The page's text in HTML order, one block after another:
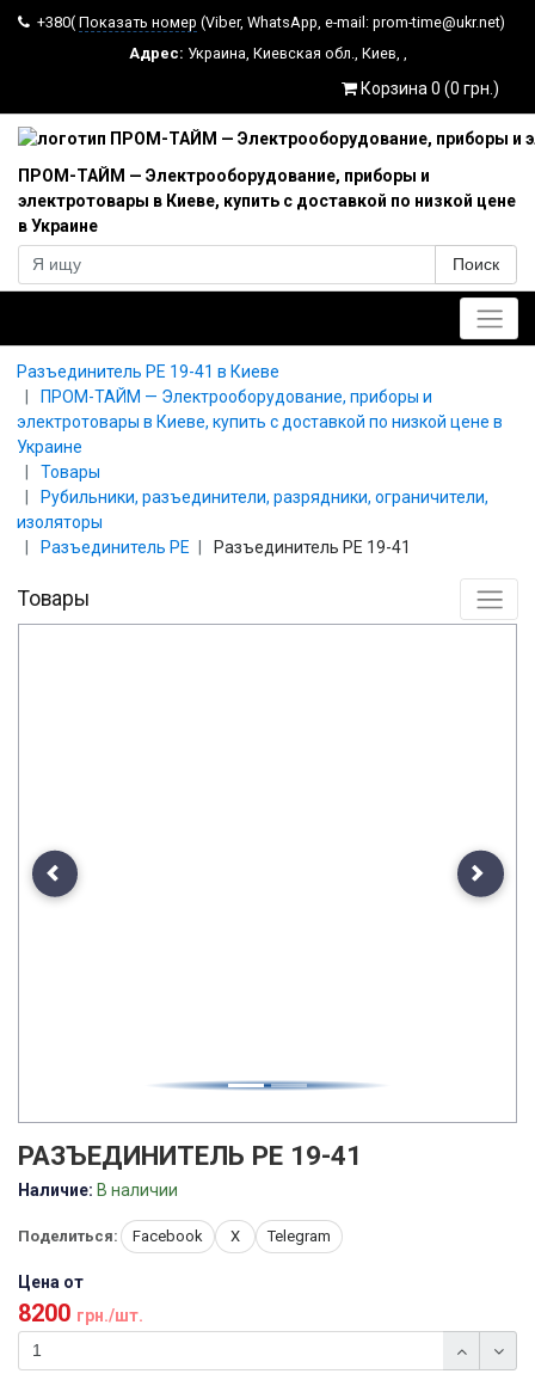
+380( Показать номер (Viber, WhatsApp, e-mail: prom-time@ukr.net)
Адрес: Украина, Киевская обл., Киев, ,
Корзина 0 (0 грн.)
ПРОМ-ТАЙМ — Электрооборудование, приборы и
электротовары в Киеве, купить с доставкой по низкой цене
в Украине
Поиск
Разъединитель РЕ 19-41 в Киеве
ПРОМ-ТАЙМ — Электрооборудование, приборы и
электротовары в Киеве, купить с доставкой по низкой цене в
Украине
Товары
Рубильники, разъединители, разрядники, ограничители,
изоляторы
Разъединитель РЕ
Разъединитель РЕ 19-41
Товары
Previous Next
РАЗЪЕДИНИТЕЛЬ РЕ 19-41
Наличие: В наличии
Поделиться: Facebook X Telegram
Цена от
8200 грн./шт.